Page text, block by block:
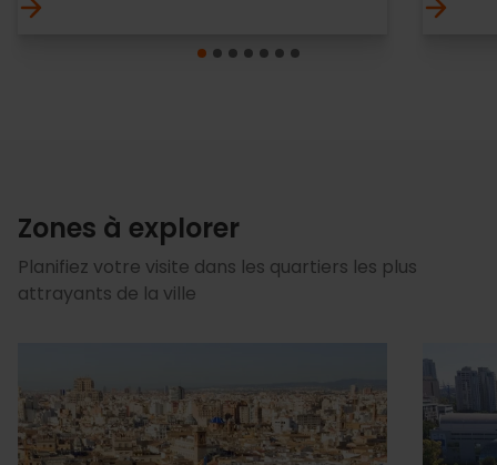
Zones à explorer
Planifiez votre visite dans les quartiers les plus
attrayants de la ville